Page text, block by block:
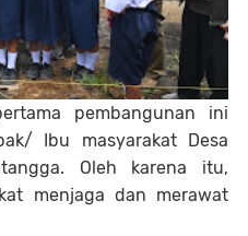
pembangunan ini
Ibu masyarakat Desa
Oleh karena itu,
menjaga dan merawat